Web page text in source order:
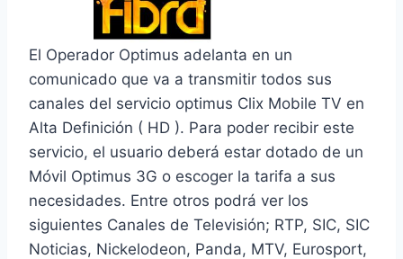
El Operador Optimus adelanta en un
comunicado que va a transmitir todos sus
canales del servicio optimus Clix Mobile TV en
Alta Definición ( HD ). Para poder recibir este
servicio, el usuario deberá estar dotado de un
Móvil Optimus 3G o escoger la tarifa a sus
necesidades. Entre otros podrá ver los
siguientes Canales de Televisión; RTP, SIC, SIC
Noticias, Nickelodeon, Panda, MTV, Eurosport,